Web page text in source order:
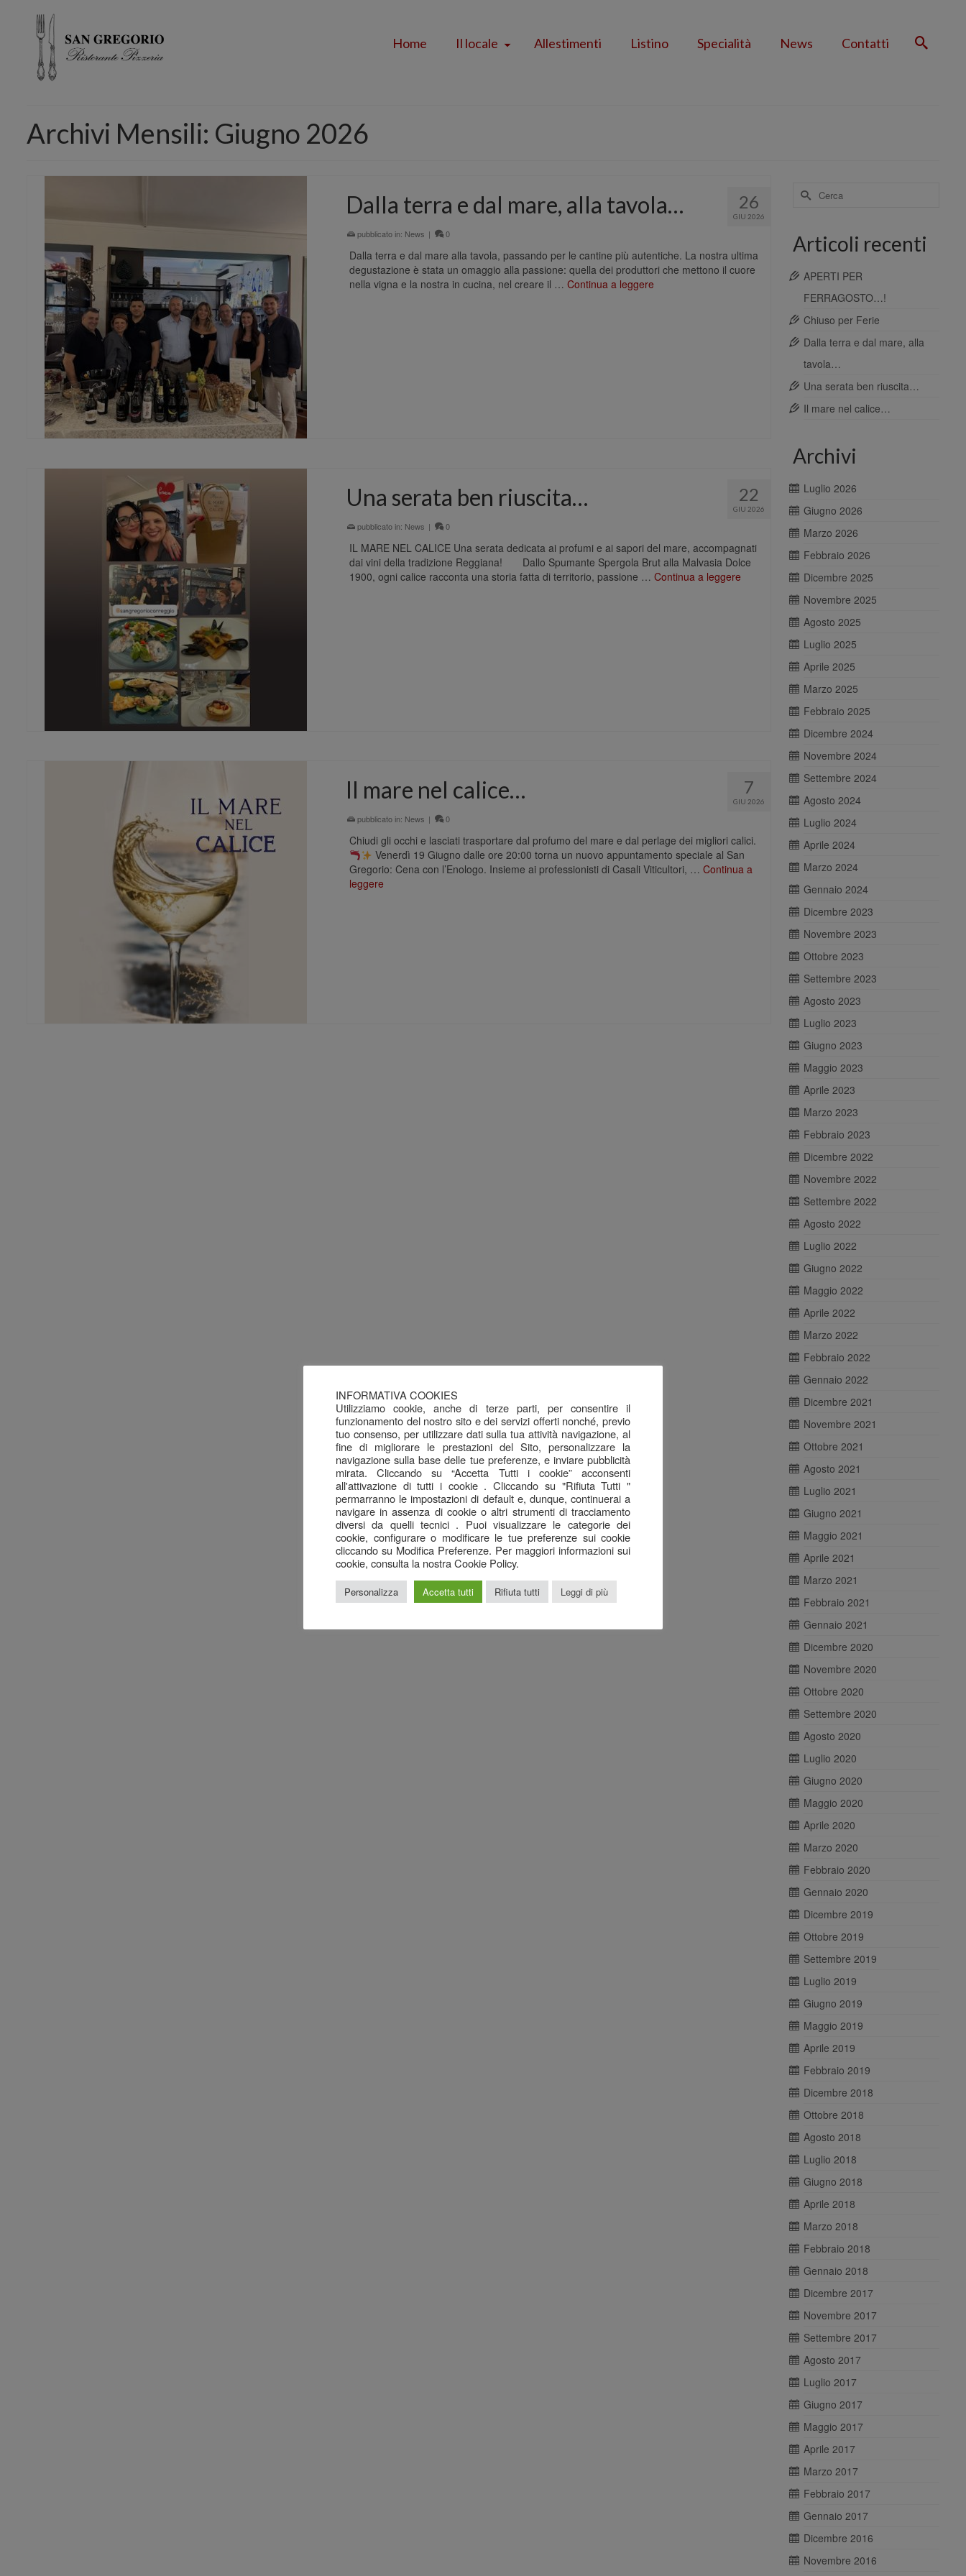
Home Il locale Allestimenti Listino Specialità News Contatti
Archivi Mensili: Giugno 2026
26
GIU 2026
Dalla terra e dal mare, alla tavola…
pubblicato in: News | 0
Dalla terra e dal mare alla tavola, passando per le cantine più autentiche. La nostra ultima
degustazione è stata un omaggio alla passione: quella dei produttori che mettono il cuore
nella vigna e la nostra in cucina, nel creare il …Continua a leggere
22
GIU 2026
Una serata ben riuscita…
pubblicato in: News | 0
IL MARE NEL CALICE Una serata dedicata ai profumi e ai sapori del mare, accompagnati
dai vini della tradizione Reggiana! Dallo Spumante Spergola Brut alla Malvasia Dolce
1900, ogni calice racconta una storia fatta di territorio, passione …Continua a leggere
7
GIU 2026
Il mare nel calice…
pubblicato in: News | 0
Chiudi gli occhi e lasciati trasportare dal profumo del mare e dal perlage dei migliori calici.
Venerdì 19 Giugno dalle ore 20:00 torna un nuovo appuntamento speciale al San
Gregorio: Cena con l’Enologo. Insieme ai professionisti di Casali Viticultori, …Continua a
leggere
Cerca
per:
Articoli recenti
APERTI PER
FERRAGOSTO…!
Chiuso per Ferie
Dalla terra e dal mare, alla
tavola…
Una serata ben riuscita…
Il mare nel calice…
Archivi
Luglio 2026
Giugno 2026
Marzo 2026
Febbraio 2026
Dicembre 2025
Novembre 2025
Agosto 2025
Luglio 2025
Aprile 2025
Marzo 2025
Febbraio 2025
Dicembre 2024
Novembre 2024
Settembre 2024
Agosto 2024
Luglio 2024
Aprile 2024
Marzo 2024
Gennaio 2024
Dicembre 2023
Novembre 2023
Ottobre 2023
Settembre 2023
Agosto 2023
Luglio 2023
Giugno 2023
Maggio 2023
Aprile 2023
Marzo 2023
Febbraio 2023
Dicembre 2022
Novembre 2022
Settembre 2022
Agosto 2022
Luglio 2022
Giugno 2022
Maggio 2022
Aprile 2022
Marzo 2022
Febbraio 2022
Gennaio 2022
Dicembre 2021
Novembre 2021
Ottobre 2021
Agosto 2021
Luglio 2021
Giugno 2021
Maggio 2021
Aprile 2021
Marzo 2021
Febbraio 2021
Gennaio 2021
Dicembre 2020
Novembre 2020
Ottobre 2020
Settembre 2020
Agosto 2020
Luglio 2020
Giugno 2020
Maggio 2020
Aprile 2020
Marzo 2020
Febbraio 2020
Gennaio 2020
Dicembre 2019
Ottobre 2019
Settembre 2019
Luglio 2019
Giugno 2019
Maggio 2019
Aprile 2019
Febbraio 2019
Dicembre 2018
Ottobre 2018
Agosto 2018
Luglio 2018
Giugno 2018
Aprile 2018
Marzo 2018
Febbraio 2018
Gennaio 2018
Dicembre 2017
Novembre 2017
Settembre 2017
Agosto 2017
Luglio 2017
Giugno 2017
Maggio 2017
Aprile 2017
Marzo 2017
Febbraio 2017
Gennaio 2017
Dicembre 2016
Novembre 2016
INFORMATIVA COOKIES
Utilizziamo cookie, anche di terze parti, per consentire il
funzionamento del nostro sito e dei servizi offerti nonché, previo
tuo consenso, per utilizzare dati sulla tua attività navigazione, al
fine di migliorare le prestazioni del Sito, personalizzare la
navigazione sulla base delle tue preferenze, e inviare pubblicità
mirata. Cliccando su “Accetta Tutti i cookie” acconsenti
all'attivazione di tutti i cookie . Cliccando su "Rifiuta Tutti "
permarranno le impostazioni di default e, dunque, continuerai a
navigare in assenza di cookie o altri strumenti di tracciamento
diversi da quelli tecnici . Puoi visualizzare le categorie dei
cookie, configurare o modificare le tue preferenze sui cookie
cliccando su Modifica Preferenze. Per maggiori informazioni sui
cookie, consulta la nostra Cookie Policy.
Personalizza Accetta tutti Rifiuta tutti Leggi di più